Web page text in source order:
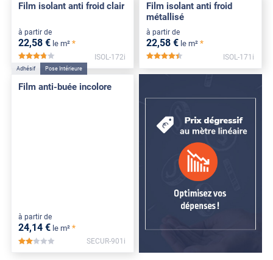
Film isolant anti froid clair
à partir de
22,58 € le m² *
*****
ISOL-172i
Film isolant anti froid
métallisé
à partir de
22,58 € le m² *
*****
ISOL-171i
Adhésif Pose Intérieure
Film anti-buée incolore
à partir de
24,14 € le m² *
*****
SECUR-901i